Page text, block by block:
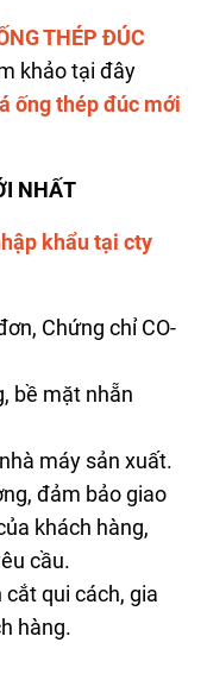
THÉP ĐÚC
khảo tại đây
ống thép đúc mới
NHẤT
khẩu tại cty
Chứng chỉ CO-
bề mặt nhẵn
máy sản xuất.
đảm bảo giao
khách hàng,
cầu.
qui cách, gia
hàng.